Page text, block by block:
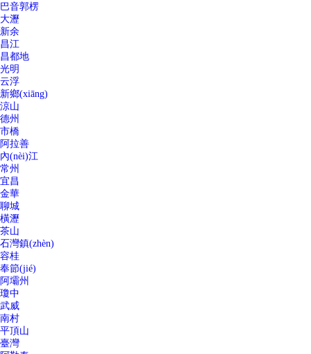
巴音郭楞
大瀝
新余
昌江
昌都地
光明
云浮
新鄉(xiāng)
涼山
德州
市橋
阿拉善
內(nèi)江
常州
宜昌
金華
聊城
橫瀝
茶山
石灣鎮(zhèn)
容桂
奉節(jié)
阿壩州
瓊中
武威
南村
平頂山
臺灣